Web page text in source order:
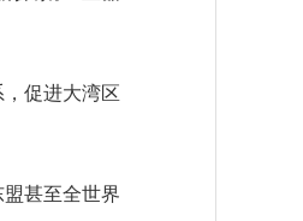
促进大湾区
甚至全世界